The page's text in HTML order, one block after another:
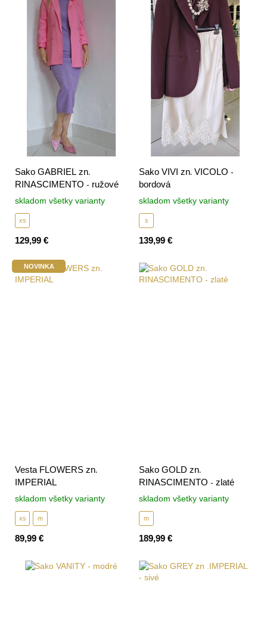
Sako GABRIEL zn.
RINASCIMENTO - ružové
skladom všetky varianty
xs
129,99 €
Sako VIVI zn. VICOLO -
bordová
skladom všetky varianty
s
139,99 €
NOVINKA
Vesta FLOWERS zn.
IMPERIAL
skladom všetky varianty
m
xs
89,99 €
Sako GOLD zn.
RINASCIMENTO - zlaté
skladom všetky varianty
m
189,99 €